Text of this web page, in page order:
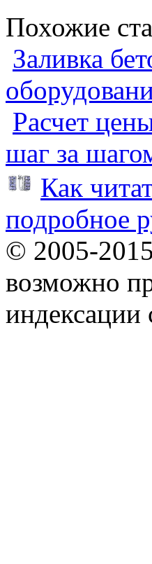
Похожие
Заливка
Расчет
шаг за
Как
подробное
© 2005-
возможно
индексации